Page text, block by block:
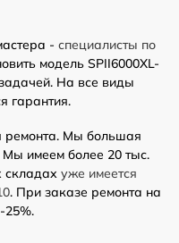
- специалисты по
модель SPII6000XL-
На все виды
гарантия.
ремонта. Мы большая
Мы имеем более 20 тыс.
складах уже имеется
. При заказе ремонта на
25%.